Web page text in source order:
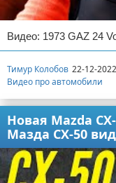
Видео: 1973 GAZ 24
Тимур Колобов 22-12-
Видео про автомобили
Новая Mazda
Мазда CX-50